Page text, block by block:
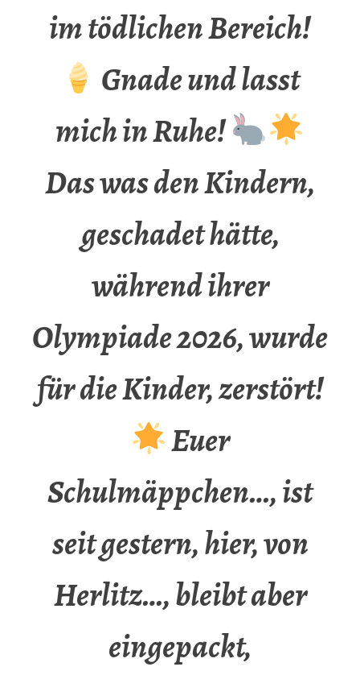
im tödlichen Bereich!
Gnade und lasst
mich in Ruhe!
Das was den Kindern,
geschadet hätte,
während ihrer
Olympiade 2026, wurde
für die Kinder, zerstört!
Euer
Schulmäppchen…, ist
seit gestern, hier, von
Herlitz…, bleibt aber
eingepackt,